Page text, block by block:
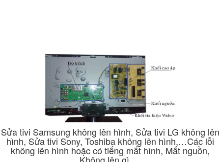
Sửa tivi Samsung không lên hình, Sửa tivi LG không lên
hình, Sửa tivi Sony, Toshiba không lên hình,…Các lỗi
không lên hình hoặc có tiếng mất hình, Mất nguồn,